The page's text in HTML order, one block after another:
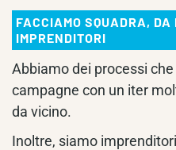
FACCIAMO SQUADRA, DA
IMPRENDITORI
Abbiamo dei processi
campagne con un iter
da vicino.
Inoltre, siamo